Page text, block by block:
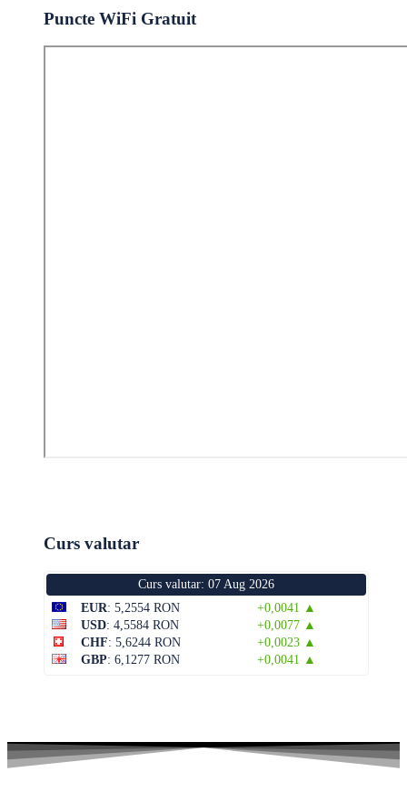
Puncte WiFi Gratuit
Curs valutar
Curs valutar: 07 Aug 2026
EUR: 5,2554 RON
+0,0041 ▲
USD: 4,5584 RON
+0,0077 ▲
CHF: 5,6244 RON
+0,0023 ▲
GBP: 6,1277 RON +0,0041 ▲